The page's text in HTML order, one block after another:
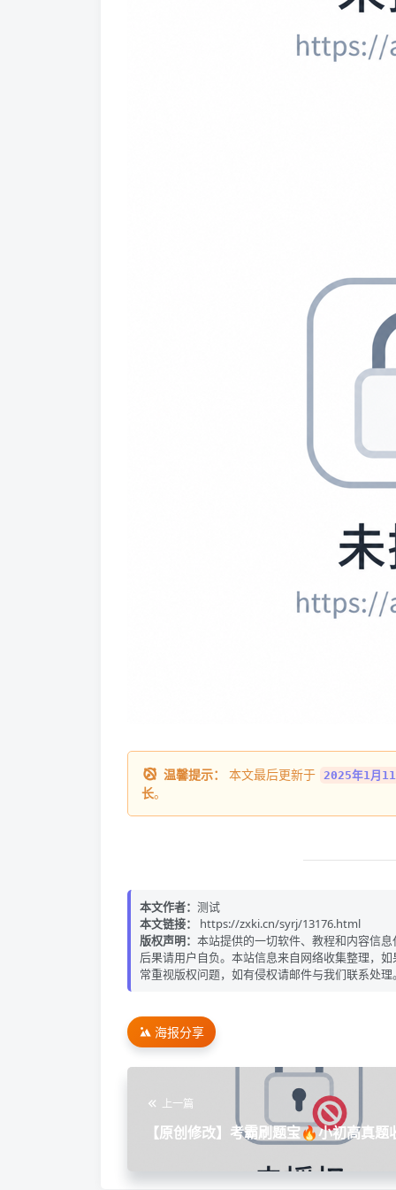
温馨提示： 本文最后更新于 2025年1月
长。
本文作者： 测试
本文链接：
https://zxki.cn/syrj/13176.html
版权声明： 本站提供的一切软件、教程和内容信
后果请用户自负。本站信息来自网络收集整理，
常重视版权问题，如有侵权请邮件与我们联系处
海报分享
上一篇
【原创修改】考霸刷题宝🔥小初高真题